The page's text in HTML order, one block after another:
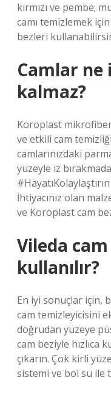
kırmızı ve pembe;
camı temizlemek
bezleri
Camlar ne
kalmaz?
Koroplast
ve etkili cam
camlarınızdaki
yüzeyle iz
İhtiyacınız olan
ve Koroplast cam
Vileda cam
kullanılır?
En iyi sonuçlar için,
cam temizleyicisini
doğrudan yüzeye
cam beziyle hızlıca
çıkarın. Çok kirli
sistemi ve bol su ile